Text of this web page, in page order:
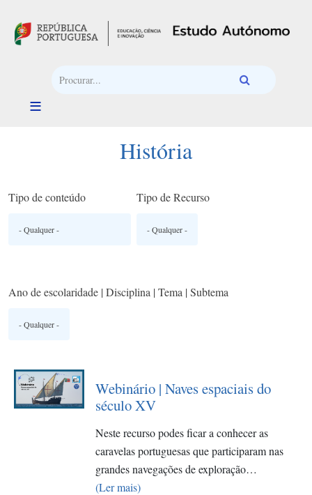
História
Tipo de conteúdo Tipo de Recurso
Ano de escolaridade | Disciplina | Tema | Subtema
Webinário | Naves espaciais do
século XV
Neste recurso podes ficar a conhecer as
caravelas portuguesas que participaram nas
grandes navegações de exploração…
(Ler mais)